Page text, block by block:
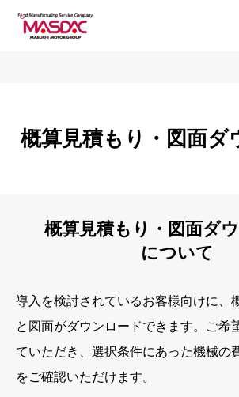
概算見積もり・図面ダ
概算見積もり・図面ダ
について
導入を検討されているお客様向けに、
と図面がダウンロードできます。ご希
ていただき、選択条件にあった機械の
をご確認いただけます。